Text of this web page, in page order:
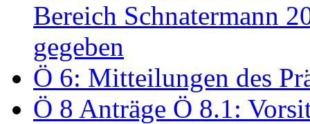
Bereich Schnatermann
gegeben
Ö 6: Mitteilungen des
Ö 8 Anträge Ö 8.1: